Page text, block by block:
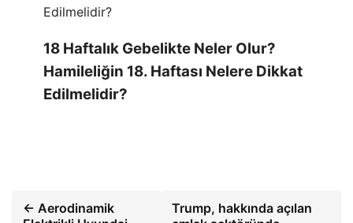
18 Haftalık Gebelikte Neler Olur?
Hamileliğin 18. Haftası Nelere Dikkat
Edilmelidir?
← Aerodinamik
Trump, hakkında açılan